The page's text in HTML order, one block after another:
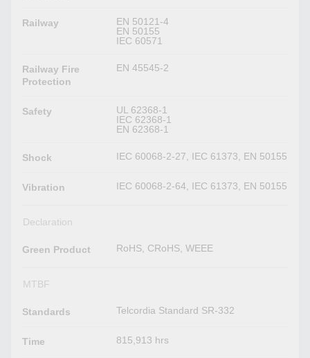
Railway
EN 50121-4
EN 50155
IEC 60571
Railway Fire
Protection
EN 45545-2
Safety
UL 62368-1
IEC 62368-1
EN 62368-1
Shock IEC 60068-2-27, IEC 61373, EN 50155
Vibration IEC 60068-2-64, IEC 61373, EN 50155
Declaration
Green Product RoHS, CRoHS, WEEE
MTBF
Standards Telcordia Standard SR-332
Time 815,913 hrs